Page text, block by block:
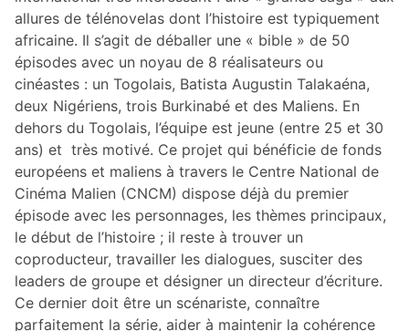
allures de télénovelas dont l’histoire est typiquement
africaine. Il s’agit de déballer une « bible » de 50
épisodes avec un noyau de 8 réalisateurs ou
cinéastes : un Togolais, Batista Augustin Talakaéna,
deux Nigériens, trois Burkinabé et des Maliens. En
dehors du Togolais, l’équipe est jeune (entre 25 et 30
ans) et très motivé. Ce projet qui bénéficie de fonds
européens et maliens à travers le Centre National de
Cinéma Malien (CNCM) dispose déjà du premier
épisode avec les personnages, les thèmes principaux,
le début de l’histoire ; il reste à trouver un
coproducteur, travailler les dialogues, susciter des
leaders de groupe et désigner un directeur d’écriture.
Ce dernier doit être un scénariste, connaître
parfaitement la série, aider à maintenir la cohérence